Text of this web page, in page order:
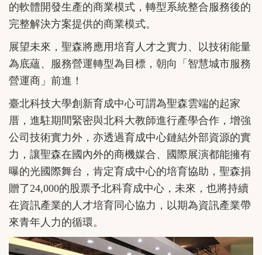
的軟體開發生產的商業模式，轉型系統整合服務後的
完整解決方案提供的商業模式。
展望未來，聖森將應用培育人才之實力、以技術能量
為底蘊、服務營運轉型為目標，朝向「智慧城市服務
營運商」前進！
臺北科技大學創新育成中心可謂為聖森雲端的起家
厝，進駐期間緊密與北科大教師進行產學合作，增強
公司技術實力外，亦透過育成中心鏈結外部資源的實
力，讓聖森在國內外的商機媒合、國際展演都能擁有
曝的光國際舞台，肯定育成中心的培育協助，聖森捐
贈了24,000的股票予北科育成中心，未來，也將持續
在資訊產業的人才培育同心協力，以期為資訊產業帶
來青年人力的循環。